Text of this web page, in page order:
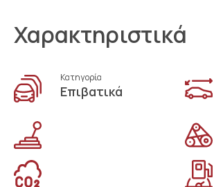
Χαρακτηριστικά
Κατηγορία
Επιβατικά